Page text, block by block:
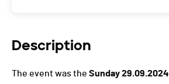
Description
The event was the Sunday 29.09.2024